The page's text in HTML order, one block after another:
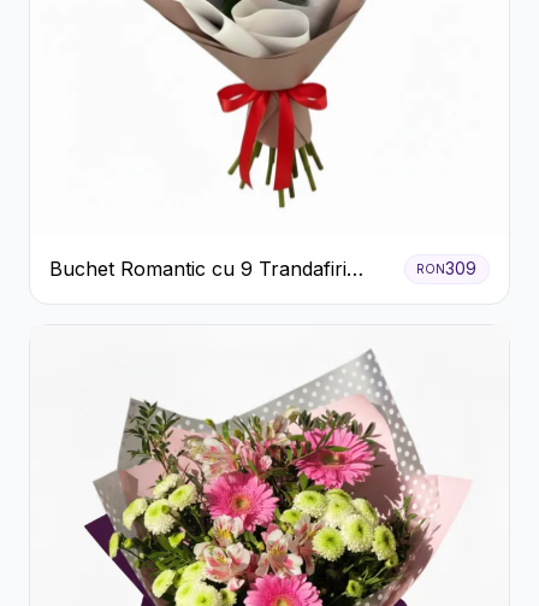
Buchet Romantic cu 9 Trandafiri
Roșii
RON309